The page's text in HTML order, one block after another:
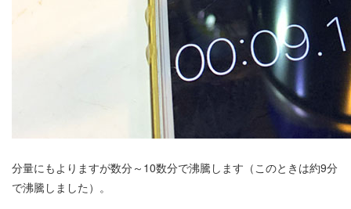
分量にもよりますが数分～10数分で沸騰します（このときは約9分
で沸騰しました）。